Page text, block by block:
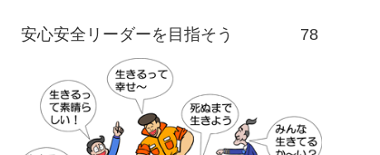
安心安全リーダーを目指そう 78